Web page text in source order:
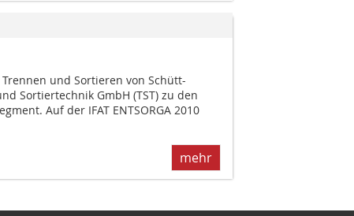
und Sortieren von Schütt-
Sortiertechnik GmbH (TST) zu den
Auf der IFAT ENTSORGA 2010
mehr